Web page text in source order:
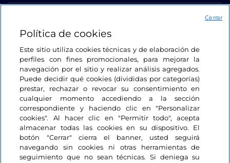
Estamos en contacto
Política de cookies
Este sitio utiliza cookies técnicas y de elaboración de
perfiles con fines promocionales, para mejorar la
navegación por el sitio y realizar análisis agregados.
Puede decidir qué cookies (divididas por categorías)
prestar, rechazar o revocar su consentimiento en
cualquier momento accediendo a la sección
correspondiente y haciendo clic en "Personalizar
cookies". Al hacer clic en "Permitir todo", acepta
almacenar todas las cookies en su dispositivo. El
botón "Cerrar" cierra el banner, usted seguirá
navegando sin cookies ni otras herramientas de
seguimiento que no sean técnicas. Si deniega su
Cerrar